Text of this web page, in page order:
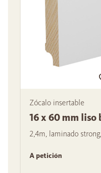
Zócalo insertable
16 x 60 mm liso
2,4m, laminado
A petición